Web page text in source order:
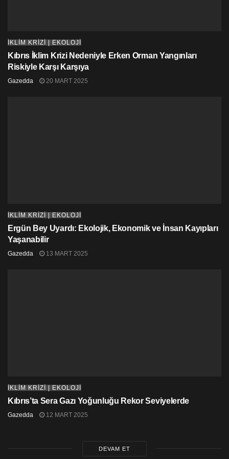
İKLİM KRİZİ | EKOLOJİ
Kıbrıs İklim Krizi Nedeniyle Erken Orman Yangınları
Riskiyle Karşı Karşıya
Gazedda 20 MART 2025
İKLİM KRİZİ | EKOLOJİ
Ergün Bey Uyardı: Ekolojik, Ekonomik ve İnsan Kayıpları
Yaşanabilir
Gazedda 13 MART 2025
İKLİM KRİZİ | EKOLOJİ
Kıbrıs’ta Sera Gazı Yoğunluğu Rekor Seviyelerde
Gazedda 12 MART 2025
DEVAM ET